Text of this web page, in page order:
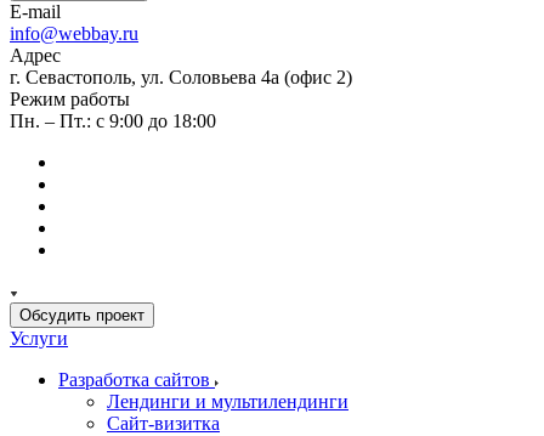
E-mail
info@webbay.ru
Адрес
г. Севастополь, ул. Соловьева 4а (офис 2)
Режим работы
Пн. – Пт.: с 9:00 до 18:00
Обсудить проект
Услуги
Разработка сайтов
Лендинги и мультилендинги
Сайт-визитка